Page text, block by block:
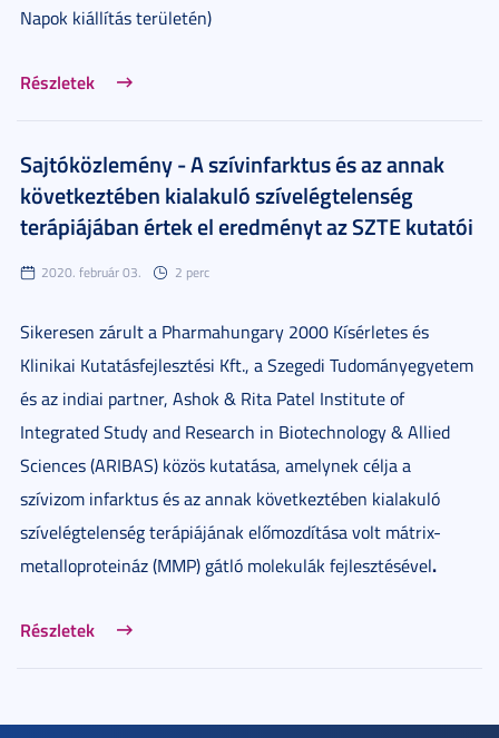
Napok kiállítás területén)
Részletek
Sajtóközlemény - A szívinfarktus és az annak
következtében kialakuló szívelégtelenség
terápiájában értek el eredményt az SZTE kutatói
2020. február 03. 2 perc
Sikeresen zárult a Pharmahungary 2000 Kísérletes és
Klinikai Kutatásfejlesztési Kft., a Szegedi Tudományegyetem
és az indiai partner, Ashok & Rita Patel Institute of
Integrated Study and Research in Biotechnology & Allied
Sciences (ARIBAS) közös kutatása, amelynek célja a
szívizom infarktus és az annak következtében kialakuló
szívelégtelenség terápiájának előmozdítása volt mátrix-
metalloproteináz (MMP) gátló molekulák fejlesztésével.
Részletek